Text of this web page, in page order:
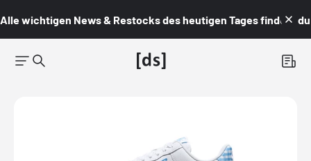
Alle wichtigen News & Restocks des heutigen Tages findest du